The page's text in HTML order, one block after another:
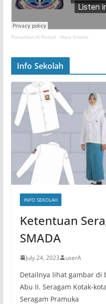
Rahardian Al Rosyid · Mars Smada
Info Sekolah
INFO SEKOLAH
Ketentuan
SMADA
July 24, 2023 userA
Detailnya lihat gambar di
Abu II. Seragam Kotak-
Seragam Pramuka